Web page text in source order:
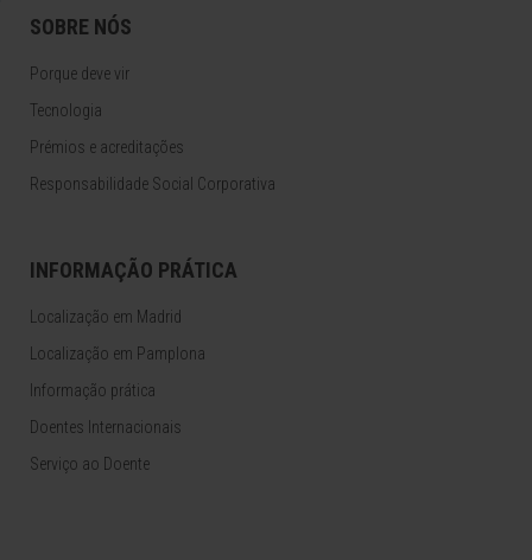
SOBRE NÓS
Porque deve vir
Tecnologia
Prémios e acreditações
Responsabilidade Social Corporativa
INFORMAÇÃO PRÁTICA
Localização em Madrid
Localização em Pamplona
Informação prática
Doentes Internacionais
Serviço ao Doente